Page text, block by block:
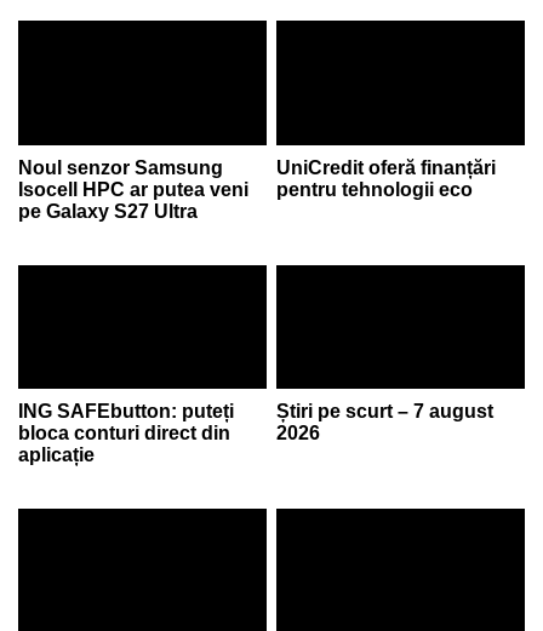
Noul senzor Samsung
Isocell HPC ar putea veni
pe Galaxy S27 Ultra
UniCredit oferă finanțări
pentru tehnologii eco
ING SAFEbutton: puteți
bloca conturi direct din
aplicație
Știri pe scurt – 7 august
2026